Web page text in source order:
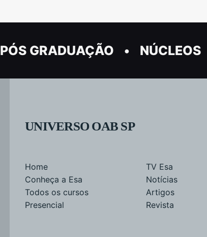
PÓS GRADUAÇÃO NÚCLEOS
UNIVERSO OAB SP
Home
Conheça a Esa
Todos os cursos
Presencial
TV Esa
Notícias
Artigos
Revista